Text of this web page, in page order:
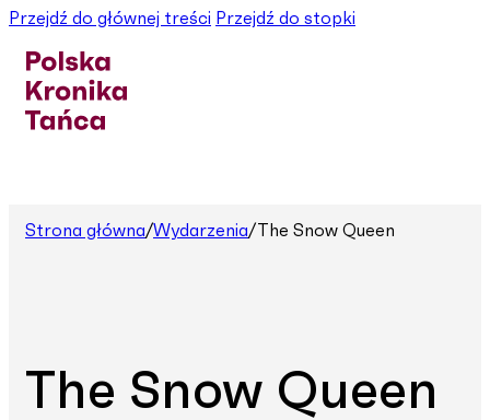
Przejdź do głównej treści Przejdź do stopki
Strona główna/Wydarzenia/The Snow Queen
The Snow Queen